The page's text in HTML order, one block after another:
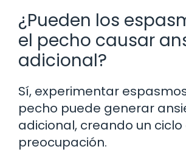
¿Pueden los
el pecho causar
adicional?
Sí, experimentar
pecho puede generar
adicional, creando un ciclo
preocupación.